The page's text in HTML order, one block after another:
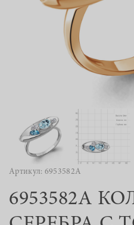
Артикул: 6953582А
6953582А